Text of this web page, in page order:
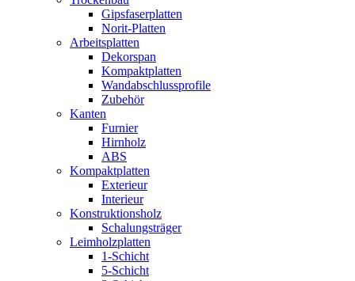
Gipsfaserplatten
Norit-Platten
Arbeitsplatten
Dekorspan
Kompaktplatten
Wandabschlussprofile
Zubehör
Kanten
Furnier
Hirnholz
ABS
Kompaktplatten
Exterieur
Interieur
Konstruktionsholz
Schalungsträger
Leimholzplatten
1-Schicht
5-Schicht